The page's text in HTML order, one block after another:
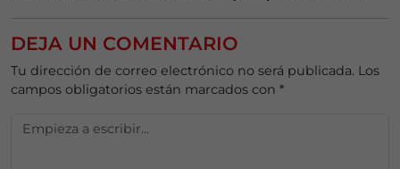
DEJA UN COMENTARIO
Tu dirección de correo electrónico no será publicada. Los
campos obligatorios están marcados con *